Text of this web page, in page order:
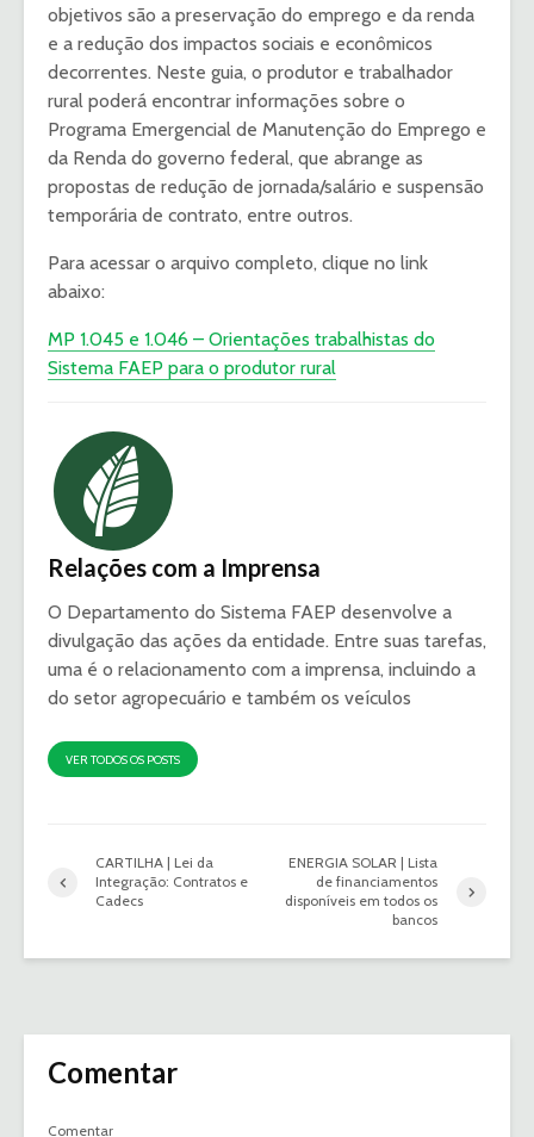
objetivos são a preservação do emprego e da renda
e a redução dos impactos sociais e econômicos
decorrentes. Neste guia, o produtor e trabalhador
rural poderá encontrar informações sobre o
Programa Emergencial de Manutenção do Emprego e
da Renda do governo federal, que abrange as
propostas de redução de jornada/salário e suspensão
temporária de contrato, entre outros.
Para acessar o arquivo completo, clique no link
abaixo:
MP 1.045 e 1.046 – Orientações trabalhistas do
Sistema FAEP para o produtor rural
Relações com a Imprensa
O Departamento do Sistema FAEP desenvolve a
divulgação das ações da entidade. Entre suas tarefas,
uma é o relacionamento com a imprensa, incluindo a
do setor agropecuário e também os veículos
VER TODOS OS POSTS
CARTILHA | Lei da
Integração: Contratos e
Cadecs
ENERGIA SOLAR | Lista
de financiamentos
disponíveis em todos os
bancos
Comentar
Comentar